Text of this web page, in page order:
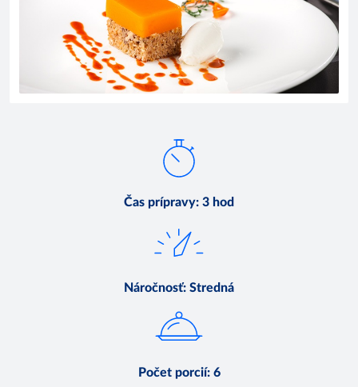
Čas prípravy: 3 hod
Náročnosť: Stredná
Počet porcií: 6